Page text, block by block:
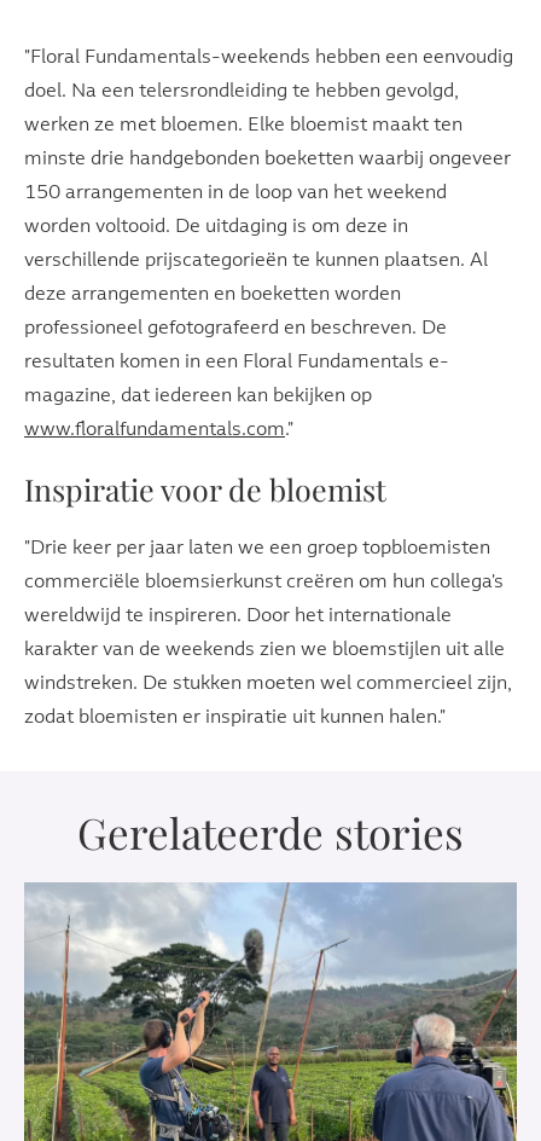
"Floral Fundamentals-weekends hebben een eenvoudig
doel. Na een telersrondleiding te hebben gevolgd,
werken ze met bloemen. Elke bloemist maakt ten
minste drie handgebonden boeketten waarbij ongeveer
150 arrangementen in de loop van het weekend
worden voltooid. De uitdaging is om deze in
verschillende prijscategorieën te kunnen plaatsen. Al
deze arrangementen en boeketten worden
professioneel gefotografeerd en beschreven. De
resultaten komen in een Floral Fundamentals e-
magazine, dat iedereen kan bekijken op
www.floralfundamentals.com."
Inspiratie voor de bloemist
"Drie keer per jaar laten we een groep topbloemisten
commerciële bloemsierkunst creëren om hun collega's
wereldwijd te inspireren. Door het internationale
karakter van de weekends zien we bloemstijlen uit alle
windstreken. De stukken moeten wel commercieel zijn,
zodat bloemisten er inspiratie uit kunnen halen."
Gerelateerde stories